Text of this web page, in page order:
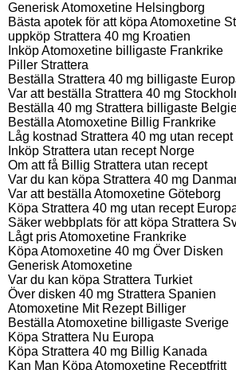
Generisk Atomoxetine Helsingborg
Bästa apotek för att köpa Atomoxetine
uppköp Strattera 40 mg Kroatien
Inköp Atomoxetine billigaste Frankrike
Piller Strattera
Beställa Strattera 40 mg billigaste
Var att beställa Strattera 40 mg
Beställa 40 mg Strattera billigaste
Beställa Atomoxetine Billig Frankrike
Låg kostnad Strattera 40 mg utan recept
Inköp Strattera utan recept Norge
Om att få Billig Strattera utan recept
Var du kan köpa Strattera 40 mg
Var att beställa Atomoxetine Göteborg
Köpa Strattera 40 mg utan recept
Säker webbplats för att köpa Strattera
Lågt pris Atomoxetine Frankrike
Köpa Atomoxetine 40 mg Över Disken
Generisk Atomoxetine
Var du kan köpa Strattera Turkiet
Över disken 40 mg Strattera Spanien
Atomoxetine Mit Rezept Billiger
Beställa Atomoxetine billigaste Sverige
Köpa Strattera Nu Europa
Köpa Strattera 40 mg Billig Kanada
Kan Man Köpa Atomoxetine Receptfritt